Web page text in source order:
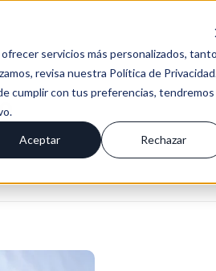
servicios más personalizados,
revisa nuestra Política de
cumplir con tus preferencias, tendremos
Aceptar Rechazar